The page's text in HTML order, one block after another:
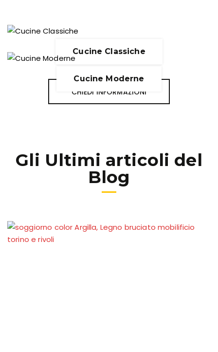
Cucine Classiche
Cucine Moderne
CHIEDI INFORMAZIONI
Gli Ultimi articoli del
Blog